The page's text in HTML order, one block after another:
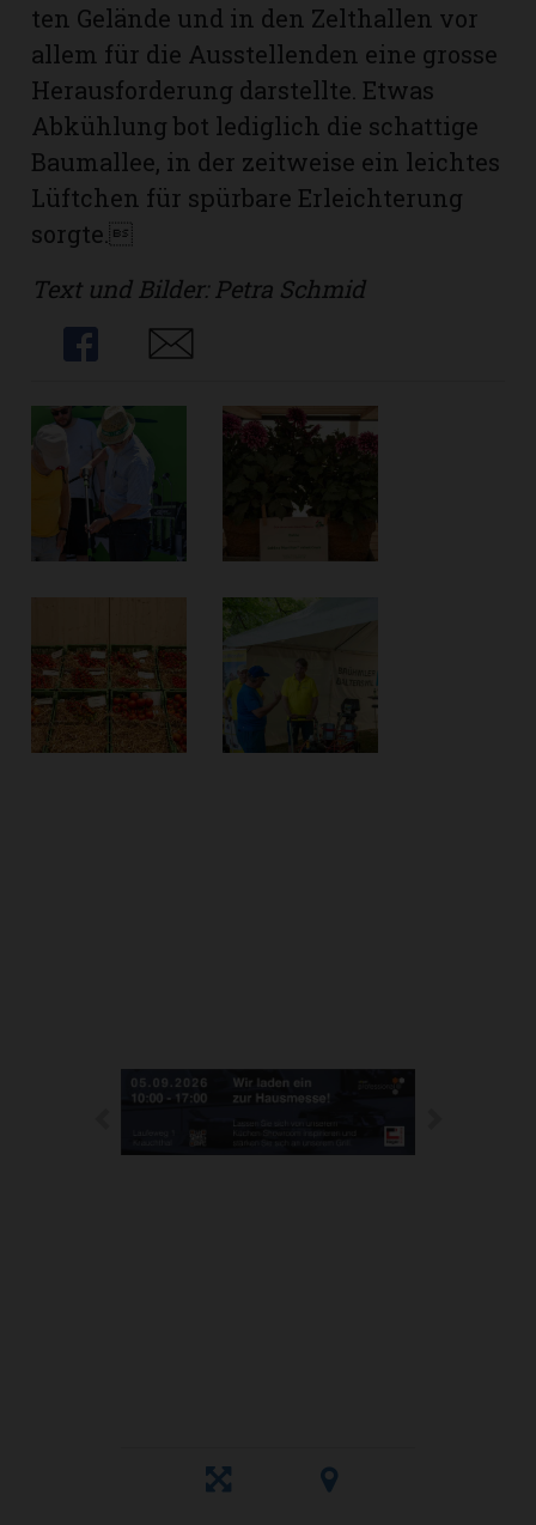
ten Gelände und in den Zelthallen vor
allem für die Ausstellenden eine grosse
Herausforderung darstellte. Etwas
Abkühlung bot lediglich die schattige
Baumallee, in der zeitweise ein leichtes
Lüftchen für spürbare Erleichterung
sorgte.
Text und Bilder: Petra Schmid
Share
Share